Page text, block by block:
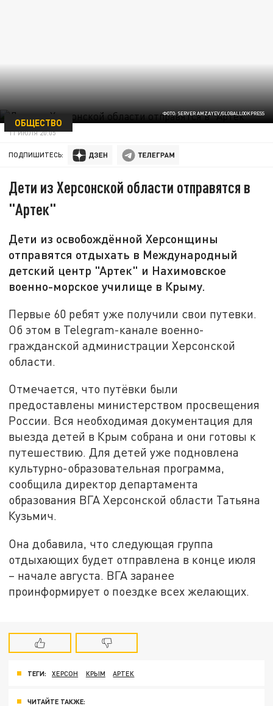
ФОТО: SERVER AMZAYEV/GLOBALLOOKPRESS
ОБЩЕСТВО
11 ИЮЛЯ 20:05
ПОДПИШИТЕСЬ:
Дети из Херсонской области отправятся в
"Артек"
Дети из освобождённой Херсонщины
отправятся отдыхать в Международный
детский центр "Артек" и Нахимовское
военно-морское училище в Крыму.
Первые 60 ребят уже получили свои путевки.
Об этом в Telegram-канале военно-
гражданской администрации Херсонской
области.
Отмечается, что путёвки были
предоставлены министерством просвещения
России. Вся необходимая документация для
выезда детей в Крым собрана и они готовы к
путешествию. Для детей уже подновлена
культурно-образовательная программа,
сообщила директор департамента
образования ВГА Херсонской области Татьяна
Кузьмич.
Она добавила, что следующая группа
отдыхающих будет отправлена в конце июля
– начале августа. ВГА заранее
проинформирует о поездке всех желающих.
ТЕГИ: ХЕРСОН КРЫМ АРТЕК
ЧИТАЙТЕ ТАКЖЕ: